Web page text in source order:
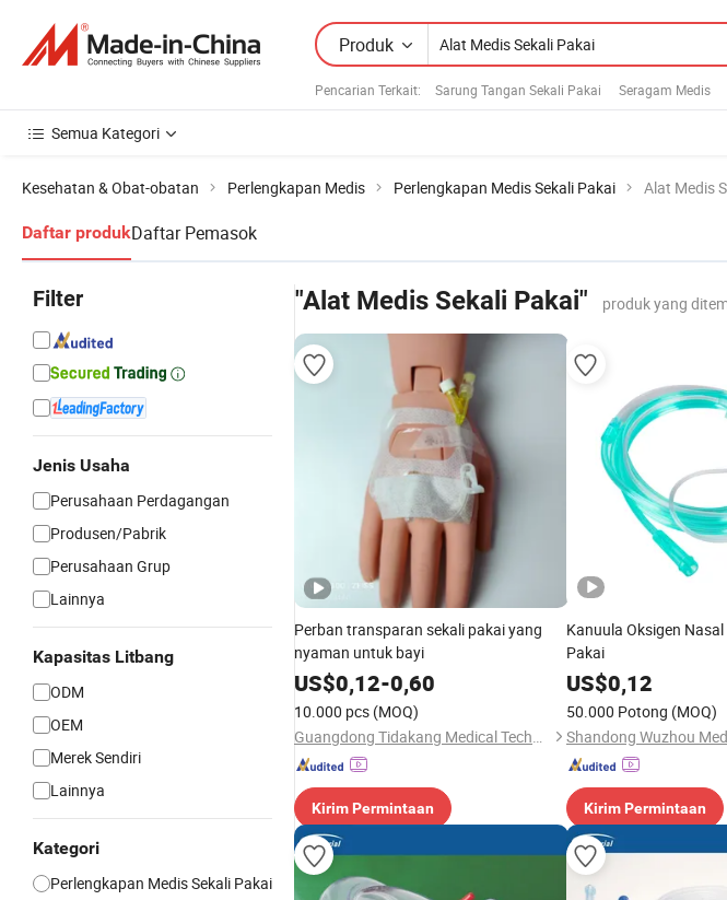
Produk
Pencarian Terkait: Sarung Tangan Sekali Pakai Seragam Medis
Semua Kategori
Kesehatan & Obat-obatan Perlengkapan Medis Perlengkapan Medis Sekali Pakai Alat Medis
Daftar produkDaftar Pemasok
Filter
Jenis Usaha
Perusahaan Perdagangan
Produsen/Pabrik
Perusahaan Grup
Lainnya
Kapasitas Litbang
ODM
OEM
Merek Sendiri
Lainnya
Kategori
Perlengkapan Medis Sekali Pakai
"Alat Medis Sekali Pakai" produk yang
Perban transparan sekali pakai yang
nyaman untuk bayi
US$0,12-0,60
10.000 pcs (MOQ)
Guangdong Tidakang Medical Technology Co., Ltd.
Kirim Permintaan
Kanuula Oksigen Nasal
Pakai
US$0,12
50.000 Potong (MOQ)
Kirim Permintaan